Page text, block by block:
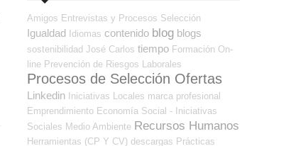
Amigos Entrevistas y Procesos Selección
Igualdad Idiomas contenido blog blogs
sostenibilidad José Carlos tiempo Formación On-
line Prevención de Riesgos Laborales
Procesos de Selección Ofertas
Linkedin Iniciativas Locales marca profesional
Emprendimiento Economía Social - Iniciativas
Sociales Medio Ambiente Recursos Humanos
Herramientas (CP Y CV) descargas Prácticas